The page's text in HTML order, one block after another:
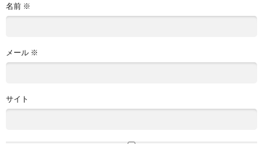
名前 ※
メール ※
サイト